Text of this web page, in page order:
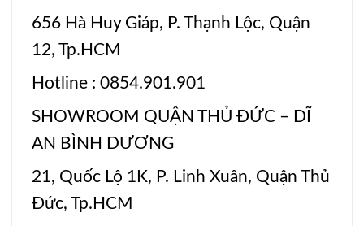
656 Hà Huy Giáp, P. Thạnh Lộc, Quận
12, Tp.HCM
Hotline : 0854.901.901
SHOWROOM QUẬN THỦ ĐỨC – DĨ
AN BÌNH DƯƠNG
21, Quốc Lộ 1K, P. Linh Xuân, Quận Thủ
Đức, Tp.HCM